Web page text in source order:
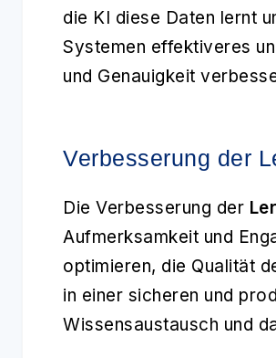
die KI diese Daten lernt
Systemen effektiveres
und Genauigkeit
Verbesserung der
Die Verbesserung der
Aufmerksamkeit und
optimieren, die Qualität
in einer sicheren und
Wissensaustausch und